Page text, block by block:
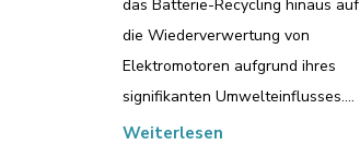
das Batterie-Recycling hinaus auf
die Wiederverwertung von
Elektromotoren aufgrund ihres
signifikanten Umwelteinflusses.…
Weiterlesen